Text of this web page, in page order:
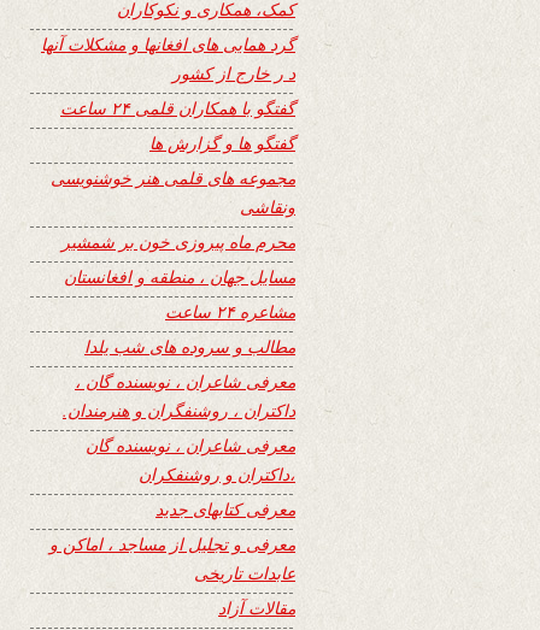
کمک، همکاری و نکوکاران
گرد همایی های افغانها و مشکلات آنها
د ر خارج از کشور
گفتگو با همکاران قلمی ۲۴ ساعت
گفتگو ها و گزارش ها
مجموعه های قلمی هنر خوشنویسی
ونقاشی
محرم ماه پیروزی خون بر شمشیر
مسایل جهان ، منطقه و افغانستان
مشاعره ۲۴ ساعت
مطالب و سروده های شب یلدا
معرفی شاعران ، نویسنده گان ،
داکتران ، روشنفگران و هنرمندان.
معرفی شاعران ، نویسنده گان
،داکتران و روشنفکران
معرفی کتابهای جدید
معرفی و تجلیل از مساجد ، اماکن و
عابدات تاریخی
مقالات آزاد